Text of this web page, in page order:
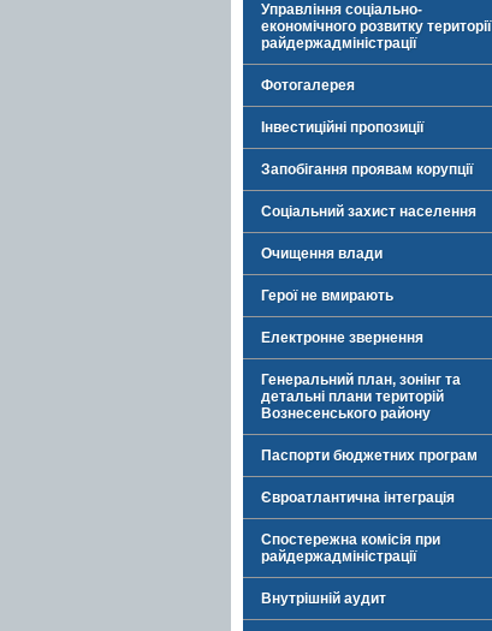
Управління соціально-
економічного розвитку території
райдержадміністрації
Фотогалерея
Інвестиційні пропозиції
Запобігання проявам корупції
Соціальний захист населення
Очищення влади
Герої не вмирають
Електронне звернення
Генеральний план, зонінг та
детальні плани територій
Вознесенського району
Паспорти бюджетних програм
Євроатлантична інтеграція
Спостережна комісія при
райдержадміністрації
Внутрішній аудит